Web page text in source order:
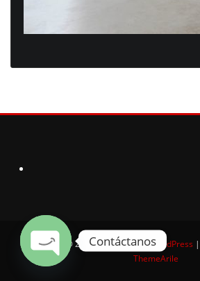
Copyright © 2025 | Powered byWordPress |
ThemeArile
Contáctanos
Open chaty